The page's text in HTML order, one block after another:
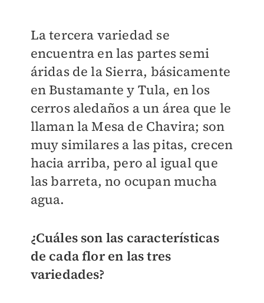
La tercera variedad se
encuentra en las partes semi
áridas de la Sierra, básicamente
en Bustamante y Tula, en los
cerros aledaños a un área que le
llaman la Mesa de Chavira; son
muy similares a las pitas, crecen
hacia arriba, pero al igual que
las barreta, no ocupan mucha
agua.
¿Cuáles son las características
de cada flor en las tres
variedades?